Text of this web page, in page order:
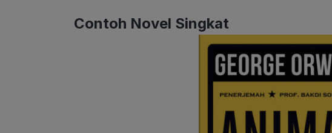
Contoh Novel Singkat